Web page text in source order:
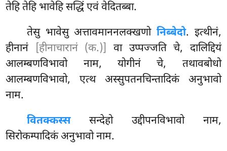
तेहि तेहि भावेहि सद्धिं एवं वेदितब्बा.
तेसु भावेसु अत्तावमाननलक्खणोनिब्बेदो. इत्थीनं,
हीनानं
[हीनाचारानं (क.)]
वा उप्पज्जति चे, दालिद्दियं
आलम्बणविभावो नाम, योगीनं चे, तथावबोधो
आलम्बणविभावो, एत्थ अस्सुपतनचिन्तादिकं अनुभावो
नाम.
वितक्कस्ससन्देहो उद्दीपनविभावो नाम,
सिरोकम्पादिकं अनुभावो नाम.